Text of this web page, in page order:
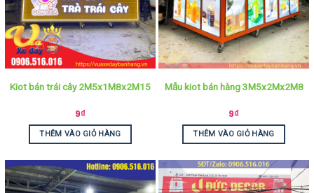
Kiot bán trái cây 2M5x1M8x2M15
9₫
THÊM VÀO GIỎ HÀNG
Mẫu kiot bán hàng 3M5x2Mx2M8
9₫
THÊM VÀO GIỎ HÀNG